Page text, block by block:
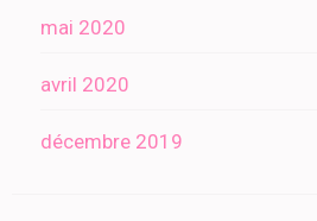
mai 2020
avril 2020
décembre 2019